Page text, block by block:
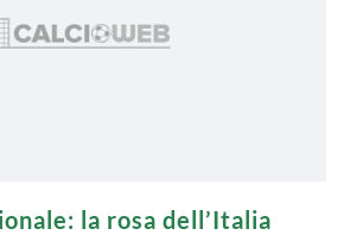
la rosa dell’Italia